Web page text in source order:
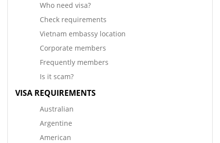
Who need visa?
Check requirements
Vietnam embassy location
Corporate members
Frequently members
Is it scam?
VISA REQUIREMENTS
Australian
Argentine
American